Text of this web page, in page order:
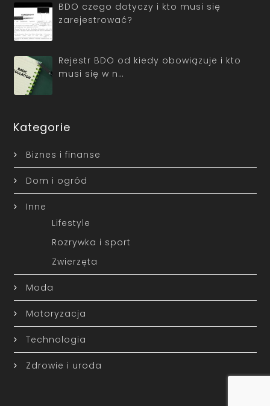
BDO czego dotyczy i kto musi się
zarejestrować?
Rejestr BDO od kiedy obowiązuje i kto
musi się w n…
Kategorie
Biznes i finanse
Dom i ogród
Inne
Lifestyle
Rozrywka i sport
Zwierzęta
Moda
Motoryzacja
Technologia
Zdrowie i uroda